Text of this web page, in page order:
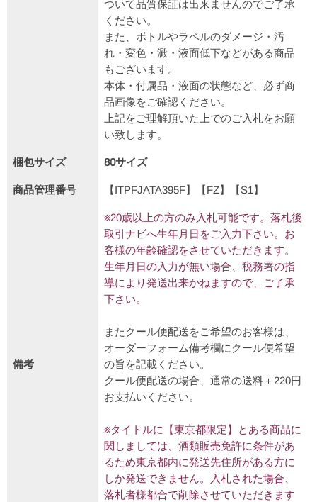
ついて品質保証は出来ませんのでご了承
ください。
また、ボトルやラベルのダメージ・汚
れ・変色・澱・液面低下などがある商品
もございます。
本体・付属品・液面の状態など、必ず商
品画像をご確認ください。
上記をご理解頂いた上でのご入札をお願
い致します。
梱包サイズ 80サイズ
商品管理番号 【ITPFJATA395F】【FZ】【S1】
備考
※20歳以上の方のみ入札可能です。落札後
取引ナビへ生年月日をご入力下さい。お
客様の年齢確認をさせていただきます。
生年月日の入力が無い場合、税務署の指
導により発送出来かねますので、ご了承
下さい。
またクール便配送をご希望のお客様は、
オーダーフォーム備考欄にクール便希望
の旨を記載ください。
クール便配送の場合、通常の送料＋220円
お支払いください。
※タイトルに【東京都限定】とある商品に
関しましては、酒類販売免許に条件があ
るため東京都内に発送先住所がある方に
しか発送できません。入札された場合、
落札者様都合で削除させていただきます